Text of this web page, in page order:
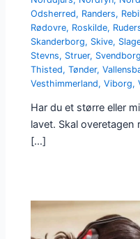
Odsherred, Randers,
Rødovre, Roskilde,
Skanderborg, Skive,
Stevns, Struer, Svendborg
Thisted,Tønder,
Vesthimmerland,Viborg,
Har du et større eller
lavet. Skal overetagen
[…]